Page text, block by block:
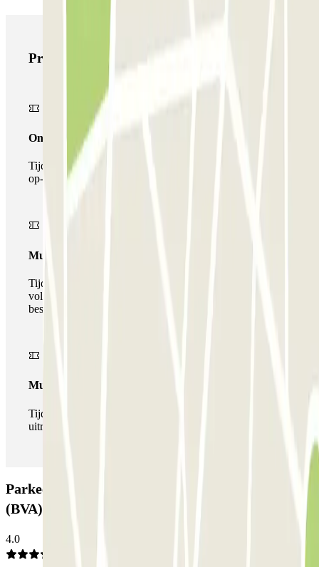
Producten van Parclick
Onepass
Tijdens je verblijf kun je de parkeerplaats maar één keer
op- en afrijden.
Multiparking pass
Tijdens uw verblijf kunt u gebruik maken van het
volledige netwerk van parkeergarages van deze operator,
beschikbaar bij Parclick.
Multipass
Tijdens je verblijf kun je de parkeerplaats zo vaak in- en
uitrijden als je wilt.
Parkeergarage Blue Valet - Aéroport de Beauvais
(BVA): Beoordelingen
4.0